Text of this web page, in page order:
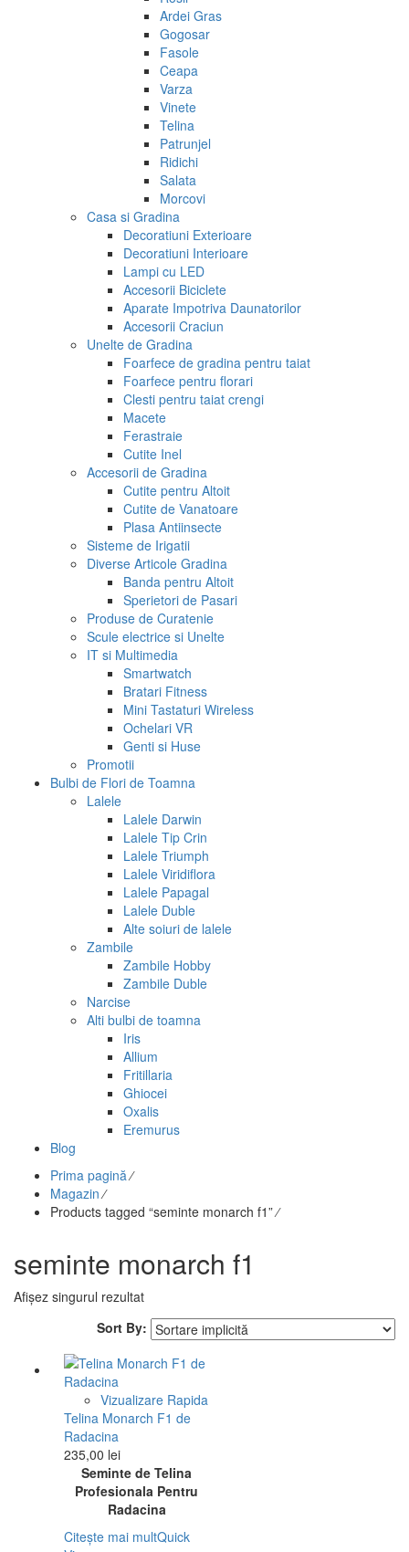
Ardei Gras
Gogosar
Fasole
Ceapa
Varza
Vinete
Telina
Patrunjel
Ridichi
Salata
Morcovi
Casa si Gradina
Decoratiuni Exterioare
Decoratiuni Interioare
Lampi cu LED
Accesorii Biciclete
Aparate Impotriva Daunatorilor
Accesorii Craciun
Unelte de Gradina
Foarfece de gradina pentru taiat
Foarfece pentru florari
Clesti pentru taiat crengi
Macete
Ferastraie
Cutite Inel
Accesorii de Gradina
Cutite pentru Altoit
Cutite de Vanatoare
Plasa Antiinsecte
Sisteme de Irigatii
Diverse Articole Gradina
Banda pentru Altoit
Sperietori de Pasari
Produse de Curatenie
Scule electrice si Unelte
IT si Multimedia
Smartwatch
Bratari Fitness
Mini Tastaturi Wireless
Ochelari VR
Genti si Huse
Promotii
Bulbi de Flori de Toamna
Lalele
Lalele Darwin
Lalele Tip Crin
Lalele Triumph
Lalele Viridiflora
Lalele Papagal
Lalele Duble
Alte soiuri de lalele
Zambile
Zambile Hobby
Zambile Duble
Narcise
Alti bulbi de toamna
Iris
Allium
Fritillaria
Ghiocei
Oxalis
Eremurus
Blog
Prima pagină⁄
Magazin ⁄
Products tagged “seminte monarch f1”⁄
seminte monarch f1
Afișez singurul rezultat
Sort By:
Vizualizare Rapida
Telina Monarch F1 de
Radacina
235,00 lei
Seminte de Telina
Profesionala Pentru
Radacina
Citește mai multQuick